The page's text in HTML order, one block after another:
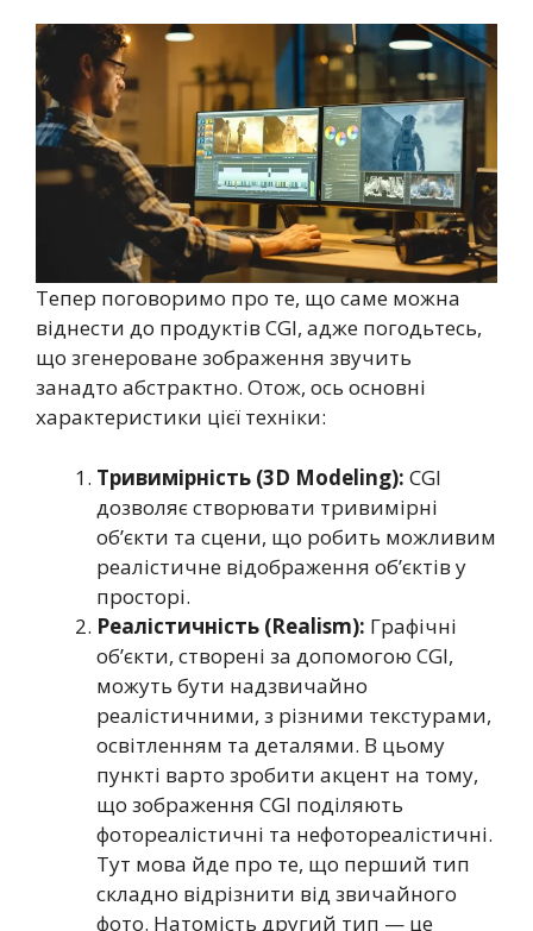
Тепер поговоримо про те, що саме можна
віднести до продуктів CGI, адже погодьтесь,
що згенероване зображення звучить
занадто абстрактно. Отож, ось основні
характеристики цієї техніки:
Тривимірність (3D Modeling): CGI
дозволяє створювати тривимірні
об’єкти та сцени, що робить можливим
реалістичне відображення об’єктів у
просторі.
Реалістичність (Realism): Графічні
об’єкти, створені за допомогою CGI,
можуть бути надзвичайно
реалістичними, з різними текстурами,
освітленням та деталями. В цьому
пункті варто зробити акцент на тому,
що зображення CGI поділяють
фотореалістичні та нефотореалістичні.
Тут мова йде про те, що перший тип
складно відрізнити від звичайного
фото. Натомість другий тип — це